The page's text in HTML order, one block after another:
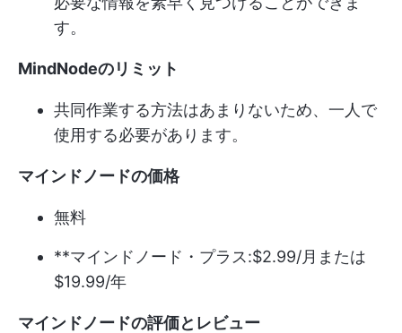
す。
MindNodeのリミット
共同作業する方法はあまりないため、一人で
使用する必要があります。
マインドノードの価格
無料
**マインドノード・プラス:$2.99/月または
$19.99/年
マインドノードの評価とレビュー